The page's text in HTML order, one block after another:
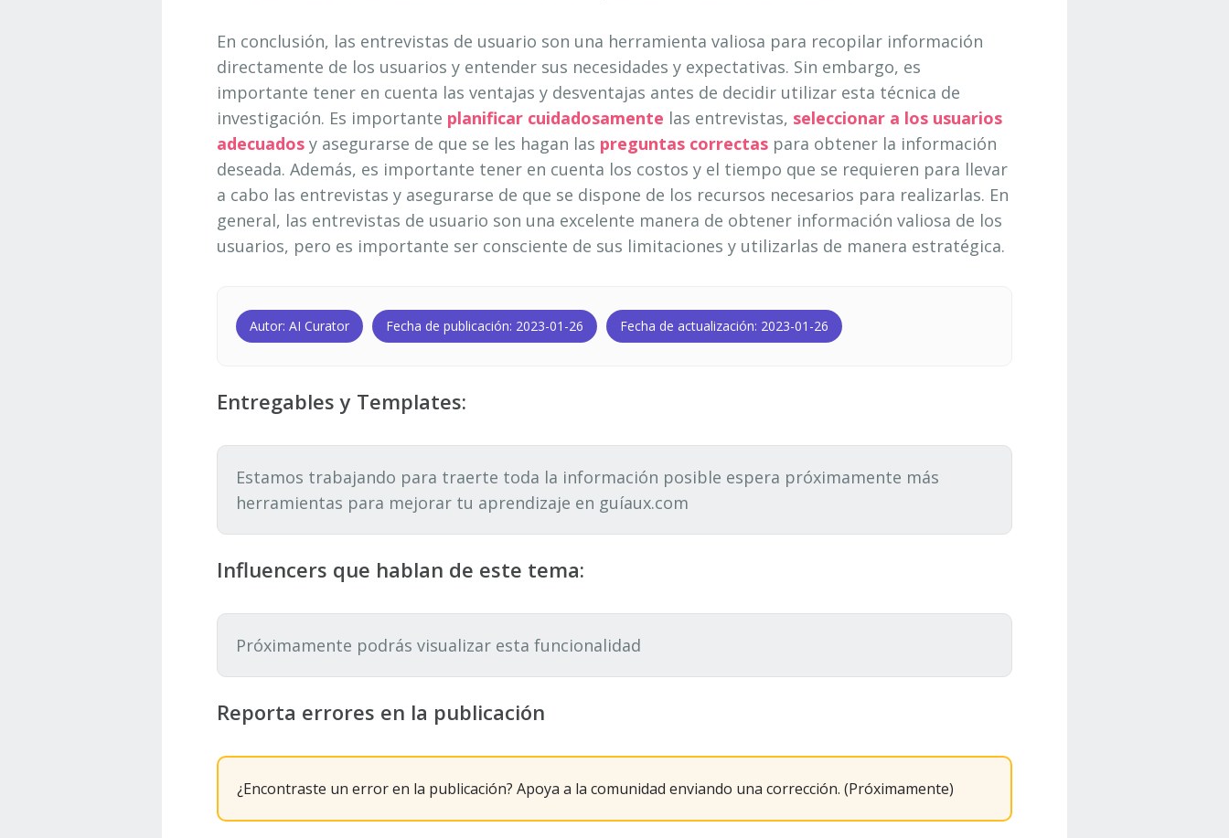
En conclusión, las entrevistas de usuario son una herramienta valiosa para recopilar información
directamente de los usuarios y entender sus necesidades y expectativas. Sin embargo, es
importante tener en cuenta las ventajas y desventajas antes de decidir utilizar esta técnica de
investigación. Es importante planificar cuidadosamente las entrevistas, seleccionar a los usuarios
adecuados y asegurarse de que se les hagan las preguntas correctas para obtener la información
deseada. Además, es importante tener en cuenta los costos y el tiempo que se requieren para llevar
a cabo las entrevistas y asegurarse de que se dispone de los recursos necesarios para realizarlas. En
general, las entrevistas de usuario son una excelente manera de obtener información valiosa de los
usuarios, pero es importante ser consciente de sus limitaciones y utilizarlas de manera estratégica.
Autor: AI Curator Fecha de publicación: 2023-01-26 Fecha de actualización: 2023-01-26
Entregables y Templates:
Estamos trabajando para traerte toda la información posible espera próximamente más
herramientas para mejorar tu aprendizaje en guíaux.com
Influencers que hablan de este tema:
Próximamente podrás visualizar esta funcionalidad
Reporta errores en la publicación
¿Encontraste un error en la publicación? Apoya a la comunidad enviando una corrección. (Próximamente)